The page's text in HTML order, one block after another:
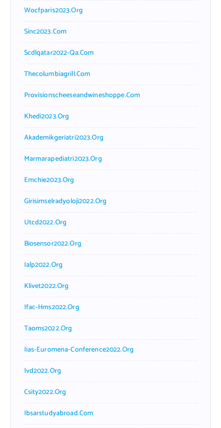
Wocfparis2023.org
Sinc2023.com
Scdlqatar2022-Qa.com
Thecolumbiagrill.com
Provisionscheeseandwineshoppe.com
Khedi2023.org
Akademikgeriatri2023.org
Marmarapediatri2023.org
Emchie2023.org
Girisimselradyoloji2022.org
Utcd2022.org
Biosensor2022.org
Ialp2022.org
Klivet2022.org
Ifac-Hms2022.org
Taoms2022.org
Iias-Euromena-Conference2022.org
Ivd2022.org
Csity2022.org
Ibsarstudyabroad.com